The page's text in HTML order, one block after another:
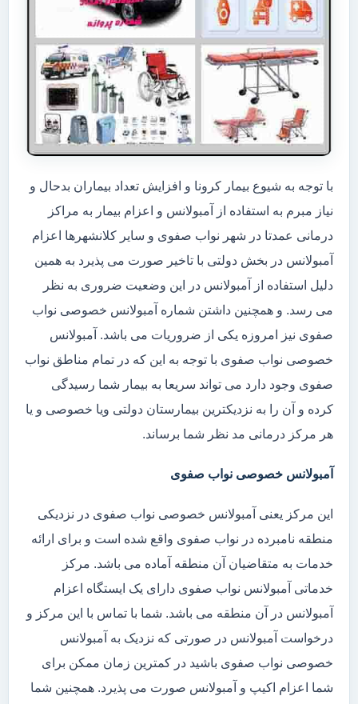
با توجه به شیوع بیمار کرونا و افزایش تعداد بیماران بدحال و
نیاز مبرم به استفاده از آمبولانس و اعزام بیمار به مراکز
درمانی عمدتا در شهر نواب صفوی و سایر کلانشهرها اعزام
آمبولانس در بخش دولتی با تاخیر صورت می پذیرد به همین
دلیل استفاده از آمبولانس در این وضعیت ضروری به نظر
می رسد. و همچنین داشتن شماره آمبولانس خصوصی نواب
صفوی نیز امروزه یکی از ضروریات می باشد. آمبولانس
خصوصی نواب صفوی با توجه به این که در تمام مناطق نواب
صفوی وجود دارد می تواند سریعا به بیمار شما رسیدگی
کرده و آن را به نزدیکترین بیمارستان دولتی ویا خصوصی و یا
هر مرکز درمانی مد نظر شما برساند.
آمبولانس خصوصی نواب صفوی
این مرکز یعنی آمبولانس خصوصی نواب صفوی در نزدیکی
منطقه نامبرده در نواب صفوی واقع شده است و برای ارائه
خدمات به متقاضیان آن منطقه آماده می باشد. مرکز
خدماتی آمبولانس نواب صفوی دارای یک ایستگاه اعزام
آمبولانس در آن منطقه می باشد. شما با تماس با این مرکز و
درخواست آمبولانس در صورتی که نزدیک به آمبولانس
خصوصی نواب صفوی باشید در کمترین زمان ممکن برای
شما اعزام اکیپ و آمبولانس صورت می پذیرد. همچنین شما